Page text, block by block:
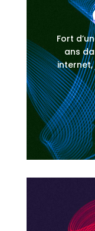
Fort
ans